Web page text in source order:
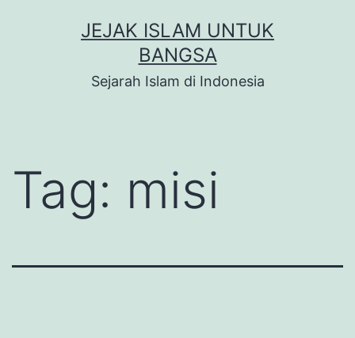
JEJAK ISLAM UNTUK
BANGSA
Sejarah Islam di Indonesia
Tag: misi